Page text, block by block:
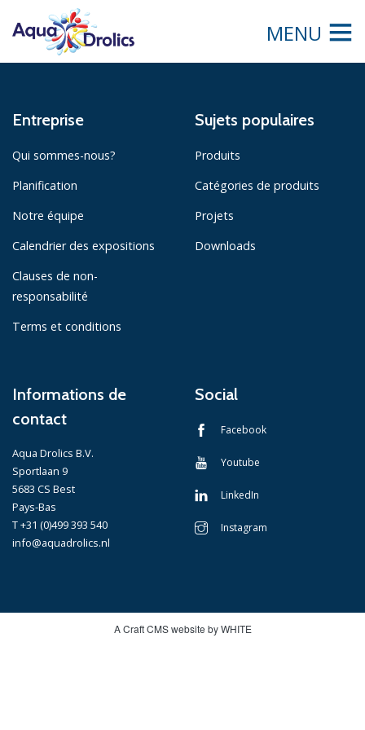
MENU
Entreprise
Qui sommes-nous?
Planification
Notre équipe
Calendrier des expositions
Clauses de non-
responsabilité
Terms et conditions
Sujets populaires
Produits
Catégories de produits
Projets
Downloads
Informations de
contact
Aqua Drolics B.V.
Sportlaan 9
5683 CS Best
Pays-Bas
T +31 (0)499 393 540
info@aquadrolics.nl
Social
Facebook
Youtube
LinkedIn
Instagram
A Craft CMS website by WHITE